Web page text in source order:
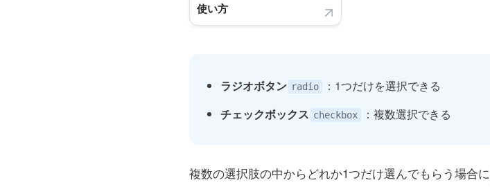
使い方
ラジオボタン radio ：1つだけを選択できる
チェックボックス checkbox ：複数選択できる
複数の選択肢の中からどれか1つだけ選んでもらう場合に